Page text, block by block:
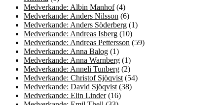
Medverkande: Albin Manhof(4)
Medverkande: Anders Nilsson (6)
Medverkande: Anders Söderberg (1)
Medverkande: Andreas Isberg (10)
Medverkande: Andreas Pettersson (59)
Medverkande: Anna Balog (1)
Medverkande: Anna Warnberg (1)
Medverkande: Anneli Tunberg (2)
Medverkande: Christof Sjöqvist (54)
Medverkande: David Sjöqvist (38)
Medverkande: Elin Linder(16)